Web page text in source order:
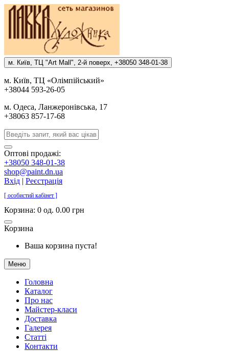
м. Киïв, ТЦ "Art Mall", 2-й поверх, +38050 348-01-38
м. Киïв, ТЦ «Олiмпiйський»
+38044 593-26-05
м. Одеса, Ланжеронiвська, 17
+38063 857-17-68
Оптові продажі:
+38050 348-01-38
shop@paint.dn.ua
Вхід | Реєстрація
[ особистий кабінет ]
Корзина: 0 од. 0.00 грн
Корзина
Ваша корзина пуста!
Меню
Головна
Каталог
Про нас
Майстер-класи
Доставка
Галерея
Статтi
Контакти